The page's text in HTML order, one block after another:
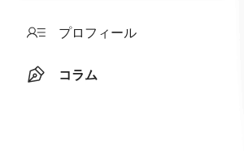
プロフィール
コラム